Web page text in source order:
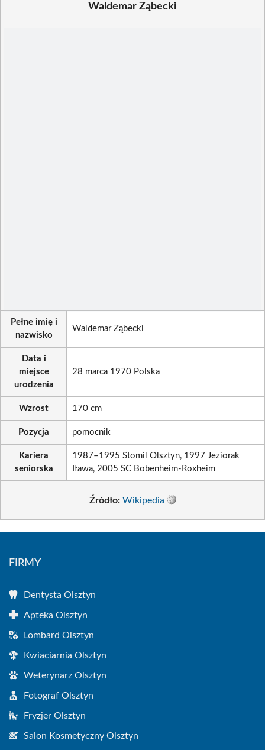
Waldemar Ząbecki
Pełne imię i
nazwisko
Waldemar Ząbecki
Data i
miejsce
urodzenia
28 marca 1970 Polska
Wzrost 170 cm
Pozycja pomocnik
Kariera
seniorska
1987–1995 Stomil Olsztyn, 1997 Jeziorak
Iława, 2005 SC Bobenheim-Roxheim
Źródło: Wikipedia
FIRMY
Dentysta Olsztyn
Apteka Olsztyn
Lombard Olsztyn
Kwiaciarnia Olsztyn
Weterynarz Olsztyn
Fotograf Olsztyn
Fryzjer Olsztyn
Salon Kosmetyczny Olsztyn